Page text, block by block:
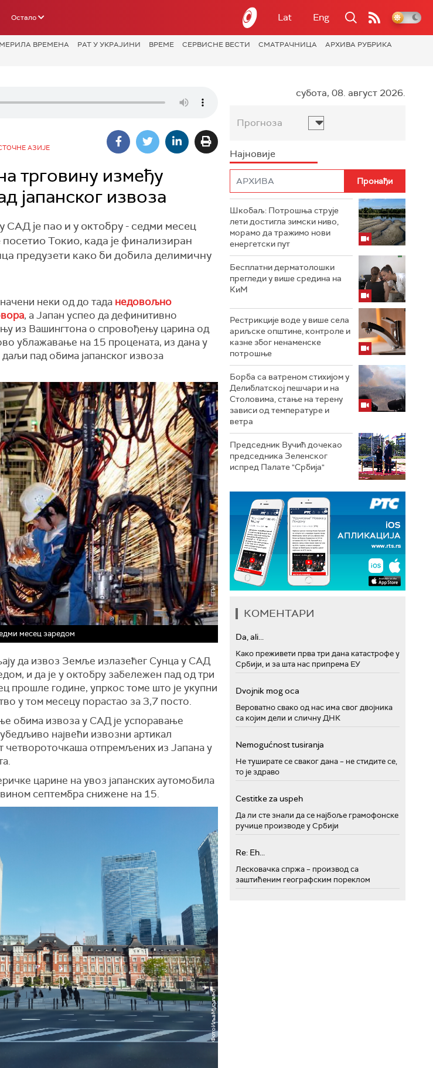
Остало Lat Eng
МЕРИЛА ВРЕМЕНА РАТ У УКРАЈИНИ ВРЕМЕ СЕРВИСНЕ ВЕСТИ СМАТРАЧНИЦА
АРХИВА РУБРИКА
АЗИЈЕ
трговину између
јапанског извоза
САД је пао и у октобру - седми месец
Токио, када је финализиран
предузети како би добила делимичну
неки од до тада недовољно
, а Јапан успео да дефинитивно
из Вашингтона о спровођењу царина од
ублажавање на 15 процената, из дана у
даљи пад обима јапанског извоза
месец заредом
да извоз Земље излазећег Сунца у САД
и да је у октобру забележен пад од три
прошле године, упркос томе што је укупни
у том месецу порастао за 3,7 посто.
обима извоза у САД је успоравање
највећи извозни артикал
четвороточкаша отпремљених из Јапана у
царине на увоз јапанских аутомобила
септембра снижене на 15.
субота, 08. август 2026.
Прогноза
Најновије
Шкобаљ: Потрошња струје
лети достигла зимски ниво,
морамо да тражимо нови
енергетски пут
Бесплатни дерматолошки
прегледи у више средина на
КиМ
Рестрикције воде у више села
ариљске општине, контроле и
казне због ненаменске
потрошње
Борба са ватреном стихијом у
Делиблатској пешчари и на
Столовима, стање на терену
зависи од температуре и
ветра
Председник Вучић дочекао
председника Зеленског
испред Палате "Србија"
КОМЕНТАРИ
Da, ali...
Како преживети прва три дана катастрофе у
Србији, и за шта нас припрема ЕУ
Dvojnik mog oca
Вероватно свако од нас има свог двојника
са којим дели и сличну ДНК
Nemogućnost tusiranja
Не туширате се сваког дана – не стидите се,
то је здраво
Cestitke za uspeh
Да ли сте знали да се најбоље грамофонске
ручице производе у Србији
Re: Eh...
Лесковачка спржа – производ са
заштићеним географским пореклом